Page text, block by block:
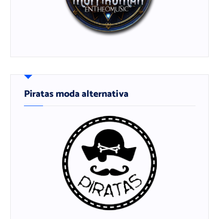
Piratas moda alternativa